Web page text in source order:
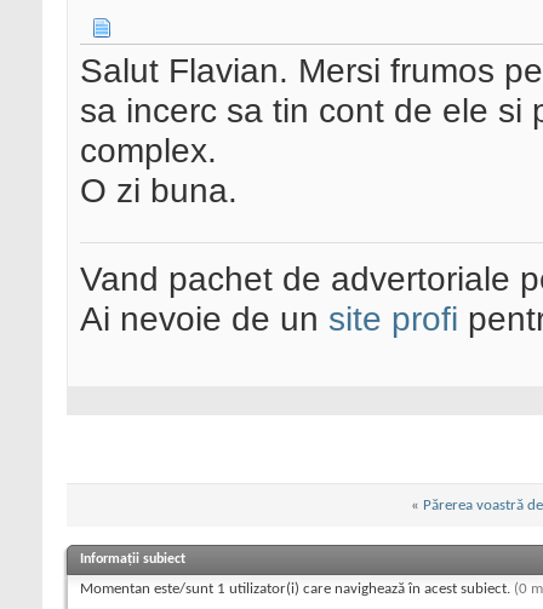
Salut Flavian. Mersi frumos
sa incerc sa tin cont de ele si
complex.
O zi buna.
Vand pachet de advertoriale
Ai nevoie de un site profi
« Părerea voastră
Informații subiect
Momentan este/sunt 1 utilizator(i) care navighează în acest subiect. (0